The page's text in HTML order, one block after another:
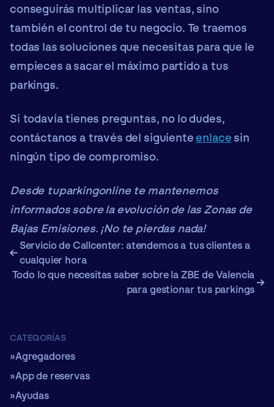
conseguirás multiplicar las ventas, sino
también el control de tu negocio. Te traemos
todas las soluciones que necesitas para que le
empieces a sacar el máximo partido a tus
parkings.
Si todavía tienes preguntas, no lo dudes,
contáctanos a través del siguienteenlace sin
ningún tipo de compromiso.
Desde tuparkingonline te mantenemos
informados sobre la evolución de las Zonas de
Bajas Emisiones. ¡No te pierdas nada!
Servicio de Callcenter: atendemos a tus clientes a
cualquier hora
Todo lo que necesitas saber sobre la ZBE de Valencia
para gestionar tus parkings
CATEGORÍAS
Agregadores
App de reservas
Ayudas